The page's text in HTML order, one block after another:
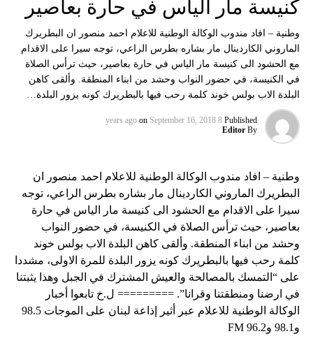
كنيسة مار الياس في حارة بعاصير
وطنية – افاد مندوب الوكالة الوطنية للاعلام احمد منصور ان البطريرك
الماروني الكاردينال مار بشاره بطرس الراعي، توجه سيرا على الاقدام
مع الحشود الى كنيسة مار الياس في حارة بعاصير، حيث ترأس الصلاة
في الكنيسة، في حضور النواب وحشد من ابناء المنطقة. وألقى كاهن
البلدة الاب بولس خوند كلمة رحب فيها بالبطريرك كونه يزور البلدة…
Published
8 years ago
on September 16, 2018
By
Editor
وطنية – افاد مندوب الوكالة الوطنية للاعلام احمد منصور ان
البطريرك الماروني الكاردينال مار بشاره بطرس الراعي، توجه
سيرا على الاقدام مع الحشود الى كنيسة مار الياس في حارة
بعاصير، حيث ترأس الصلاة في الكنيسة، في حضور النواب
وحشد من ابناء المنطقة. وألقى كاهن البلدة الاب بولس خوند
كلمة رحب فيها بالبطريرك كونه يزور البلدة للمرة الاولى، مشددا
على “التمسك بالمصالحة والعيش المشترك في الجبل وهذا يثبتنا
في ارضنا ومنطقتنا وقرانا”. ========= ل.خ تابعوا أخبار
الوكالة الوطنية للاعلام عبر أثير إذاعة لبنان على الموجات 98.5
و98.1 و96.2 FM